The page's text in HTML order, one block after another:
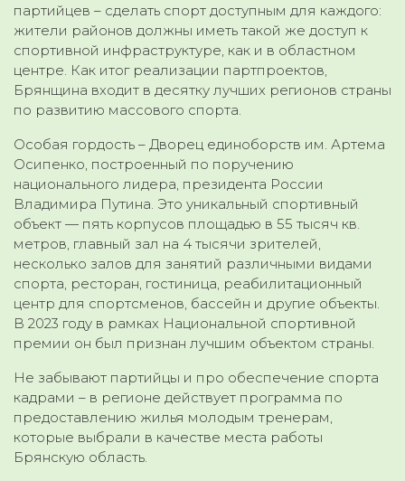
партийцев – сделать спорт доступным для каждого:
жители районов должны иметь такой же доступ к
спортивной инфраструктуре, как и в областном
центре. Как итог реализации партпроектов,
Брянщина входит в десятку лучших регионов страны
по развитию массового спорта.
Особая гордость – Дворец единоборств им. Артема
Осипенко, построенный по поручению
национального лидера, президента России
Владимира Путина. Это уникальный спортивный
объект — пять корпусов площадью в 55 тысяч кв.
метров, главный зал на 4 тысячи зрителей,
несколько залов для занятий различными видами
спорта, ресторан, гостиница, реабилитационный
центр для спортсменов, бассейн и другие объекты.
В 2023 году в рамках Национальной спортивной
премии он был признан лучшим объектом страны.
Не забывают партийцы и про обеспечение спорта
кадрами – в регионе действует программа по
предоставлению жилья молодым тренерам,
которые выбрали в качестве места работы
Брянскую область.